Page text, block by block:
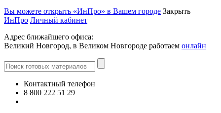
Вы можете открыть «ИнПро» в Вашем городе Закрыть
ИнПро Личный кабинет
Адрес ближайшего офиса:
Великий Новгород, в Великом Новгороде работаем онлайн
Контактный телефон
8 800 222 51 29